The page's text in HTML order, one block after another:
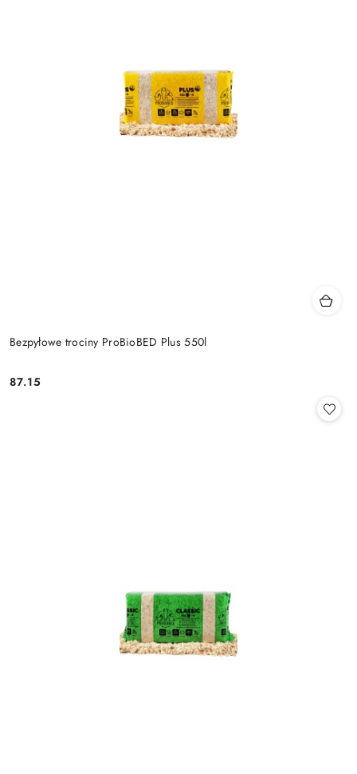
Bezpyłowe trociny ProBioBED Plus 550l
Cena:
87.15